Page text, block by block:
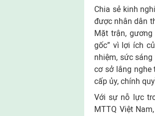
Chia sẻ kinh
được nhân dân
Mặt trận,
gốc” vì lợi ích
nhiệm, sức
cơ sở lắng nghe
cấp ủy, chính
Với sự nỗ lực
MTTQ Việt